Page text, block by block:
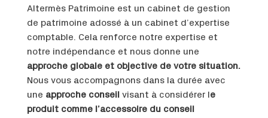
Altermès Patrimoine est un cabinet de gestion
de patrimoine adossé à un cabinet d’expertise
comptable. Cela renforce notre expertise et
notre indépendance et nous donne une
approche globale et objective de votre situation.
Nous vous accompagnons dans la durée avec
une approche conseil visant à considérer le
produit comme l’accessoire du conseil